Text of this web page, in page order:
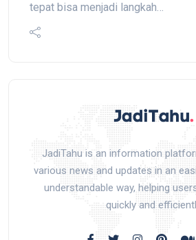
tepat bisa menjadi langkah…
JadiTahu is an information
various news and updates in an
understandable way, helping
quickly and